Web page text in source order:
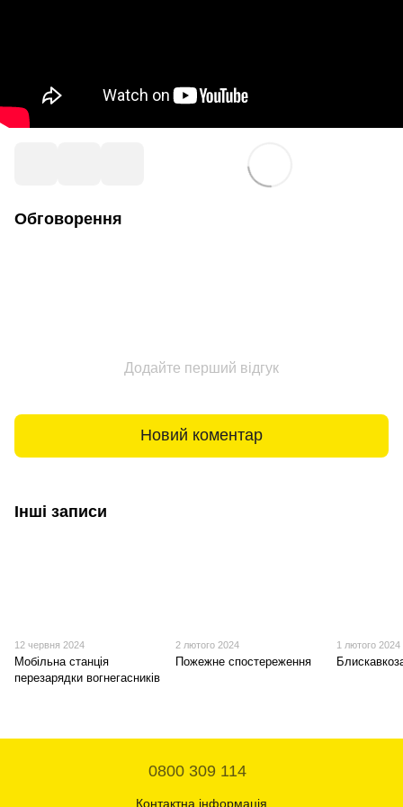
Обговорення
Додайте перший відгук
Новий коментар
Інші записи
12 червня 2024
Мобільна станція
перезарядки вогнегасників
2 лютого 2024
Пожежне спостереження
1 лютого 2024
0800 309 114
Контактна інформація